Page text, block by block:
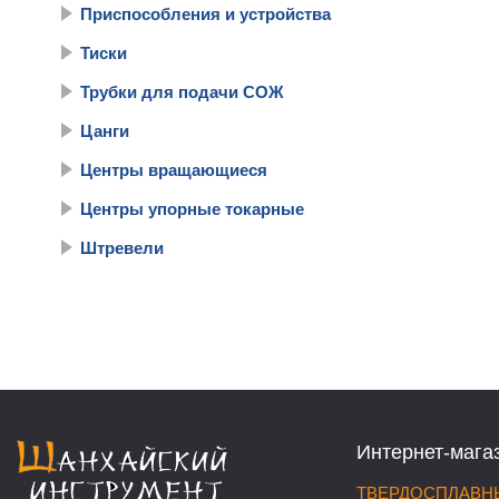
Приспособления и устройства
Тиски
Трубки для подачи СОЖ
Цанги
Центры вращающиеся
Центры упорные токарные
Штревели
Интернет-